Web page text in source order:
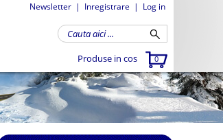
Newsletter | Inregistrare | Log in
Produse in cos 0